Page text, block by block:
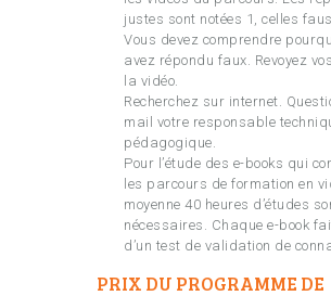
justes sont notées 1, celles
Vous devez comprendre
avez répondu faux. Revoyez
la vidéo.
Recherchez sur internet.
mail votre responsable
pédagogique.
Pour l’étude des e-books qui
les parcours de formation en
moyenne 40 heures d’études
nécessaires. Chaque e-book
d’un test de validation de
PRIX DU PROGRAMME DE